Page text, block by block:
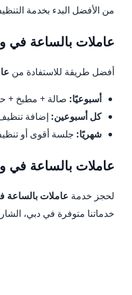
من الأفضل البدء بخدمة
عاملات بالساعة في
أفضل طريقة للاستفادة من
أسبوعيًا: صالة + مطبخ +
كل أسبوعين: إضافة
شهريًا: جلسة أقوى أو
عاملات بالساعة في
لحجز خدمة عاملات بالساعة
خدماتنا متوفرة في دبي،